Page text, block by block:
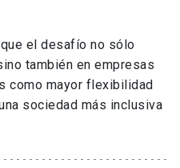
el desafío no sólo
también en empresas
como mayor flexibilidad
sociedad más inclusiva